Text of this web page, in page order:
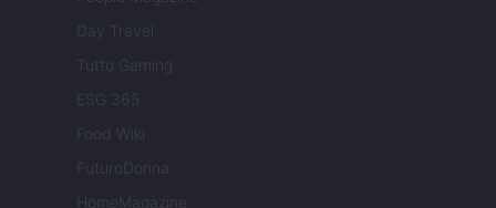
Day Travel
Tutto Gaming
ESG 365
Food Wiki
FuturoDonna
HomeMagazine